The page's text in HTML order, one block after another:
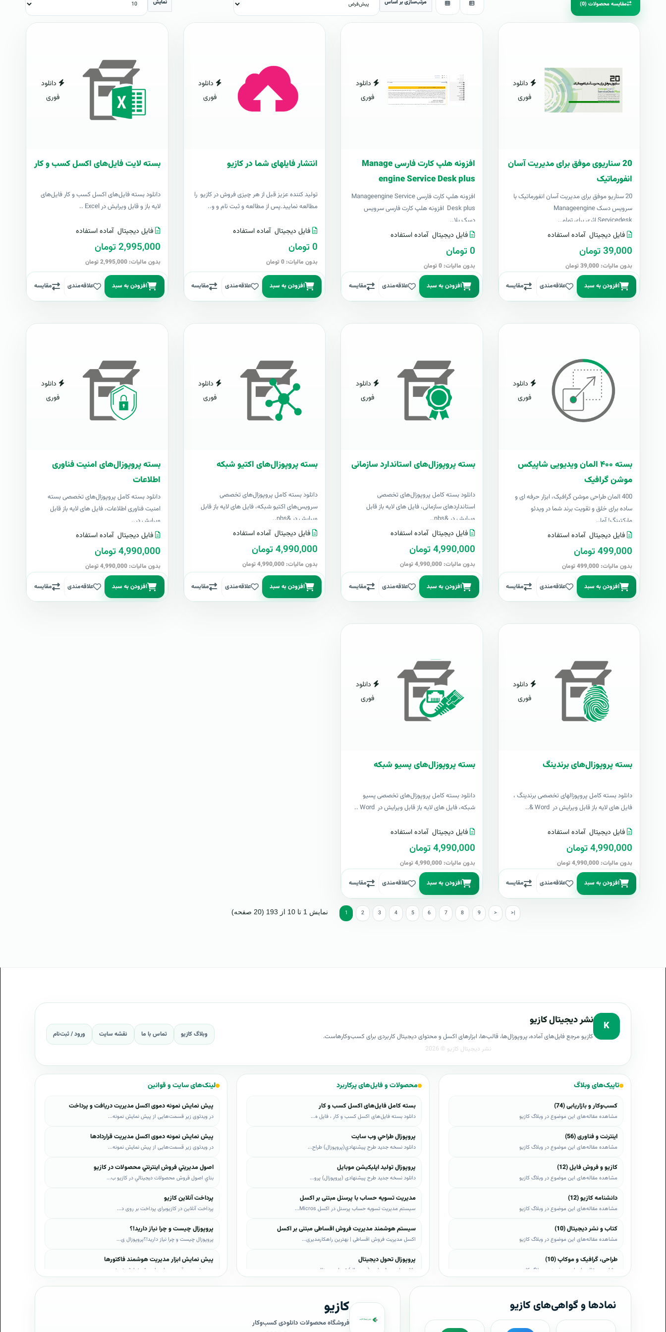
مقایسه محصولات (0) مرتب‌سازی بر اساس نمایش
دانلود
فوری
20 سناریوی موفق برای مدیریت آسان
انفورماتیک
20 سناریو موفق برای مدیریت آسان انفورماتیک با
سرویس دسک Manageengine
Servicedesk اثری برای تمام..
فایل دیجیتال آماده استفاده
39,000 تومان
بدون مالیات: 39,000 تومان
افزودن به سبد علاقه‌مندی مقایسه
دانلود
فوری
افزونه هلپ کارت فارسی Manage
engine Service Desk plus
افزونه هلپ کارت فارسی Manageengine Service
Desk plus افزونه هلپ کارت فارسی سرویس
دسک پلا..
فایل دیجیتال آماده استفاده
0 تومان
بدون مالیات: 0 تومان
افزودن به سبد علاقه‌مندی مقایسه
دانلود
فوری
انتشار فایلهای شما در کازیو
توليد کننده عزيز قبل از هر چیزی فروش در کازیو را
مطالعه نمایید.پس از مطالعه و ثبت نام و و..
فایل دیجیتال آماده استفاده
0 تومان
بدون مالیات: 0 تومان
افزودن به سبد علاقه‌مندی مقایسه
دانلود
فوری
بسته لایت فایل‌های اکسل کسب و کار
دانلود بسته فایل‌های اکسل کسب و کار فایل‌های
لایه باز و قابل ویرایش در Excel ..
فایل دیجیتال آماده استفاده
2,995,000 تومان
بدون مالیات: 2,995,000 تومان
افزودن به سبد علاقه‌مندی مقایسه
دانلود
فوری
بسته ۴۰۰ المان ویدیویی شاپیکس
موشن گرافیک
400 المان طراحی موشن گرافیک، ابزار حرفه ای و
ساده برای خلق و تقویت برند شما در ویدئو
مارکتینگ! آما..
فایل دیجیتال آماده استفاده
499,000 تومان
بدون مالیات: 499,000 تومان
افزودن به سبد علاقه‌مندی مقایسه
دانلود
فوری
بسته پروپوزال‌های استاندارد سازمانی
دانلود بسته کامل پروپوزال‌های تخصصی
استانداردهای سازمانی، فایل های لایه باز قابل
ویرایش در &nbs..
فایل دیجیتال آماده استفاده
4,990,000 تومان
بدون مالیات: 4,990,000 تومان
افزودن به سبد علاقه‌مندی مقایسه
دانلود
فوری
بسته پروپوزال‌های اکتیو شبکه
دانلود بسته کامل پروپوزال‌های تخصصی
سرویس‌های اکتیو شبکه، فایل های لایه باز قابل
ویرایش در &nbs..
فایل دیجیتال آماده استفاده
4,990,000 تومان
بدون مالیات: 4,990,000 تومان
افزودن به سبد علاقه‌مندی مقایسه
دانلود
فوری
بسته پروپوزال‌های امنیت فناوری
اطلاعات
دانلود بسته کامل پروپوزال‌های تخصصی بسته
امنیت فناوری اطلاعات، فایل های لایه باز قابل
ویرایش در..
فایل دیجیتال آماده استفاده
4,990,000 تومان
بدون مالیات: 4,990,000 تومان
افزودن به سبد علاقه‌مندی مقایسه
دانلود
فوری
بسته پروپوزال‌های برندینگ
دانلود بسته کامل پروپوزالهای تخصصی برندینگ ،
فایل های لایه باز قابل ویرایش در Word &..
فایل دیجیتال آماده استفاده
4,990,000 تومان
بدون مالیات: 4,990,000 تومان
افزودن به سبد علاقه‌مندی مقایسه
دانلود
فوری
بسته پروپوزال‌های پسیو شبکه
دانلود بسته کامل پروپوزال‌های تخصصی پسیو
شبکه، فایل های لایه باز قابل ویرایش در Word ..
فایل دیجیتال آماده استفاده
4,990,000 تومان
بدون مالیات: 4,990,000 تومان
افزودن به سبد علاقه‌مندی مقایسه
1 2 3 4 5 6 7 8 9 > >| نمایش 1 تا 10 از 193 (20 صفحه)
K نشر دیجیتال کازیو
کازیو مرجع فایل‌های آماده، پروپوزال‌ها، قالب‌ها، ابزارهای اکسل و محتوای دیجیتال کاربردی برای کسب‌وکارهاست. وبلاگ کازیو تماس با ما نقشه سایت ورود / ثبت‌نام
تاپیک‌های وبلاگ
کسب‌وکار و بازاریابی (74)
مشاهده مقاله‌های این موضوع در وبلاگ کازیو
اینترنت و فناوری (56)
مشاهده مقاله‌های این موضوع در وبلاگ کازیو
کازیو و فروش فایل (12)
مشاهده مقاله‌های این موضوع در وبلاگ کازیو
دانشنامه کازیو (12)
مشاهده مقاله‌های این موضوع در وبلاگ کازیو
کتاب و نشر دیجیتال (10)
مشاهده مقاله‌های این موضوع در وبلاگ کازیو
طراحی، گرافیک و موکاپ (10)
مشاهده مقاله‌های این موضوع در وبلاگ کازیو
مشاهده مقاله‌های این موضوع در وبلاگ کازیو
موبایل و اندروید (6)
محصولات و فایل‌های پرکاربرد
بسته کامل فایل‌های اکسل کسب و کار
دانلود بسته فایل‌های اکسل کسب و کار ، فایل ه...
پروپوزال طراحي وب سايت
دانلود نسخه جدید طرح پيشنهادي(پروپوزال) طراح...
پروپوزال تولید اپلیکیشن موبایل
دانلود نسخه جدید طرح پیشنهادی (پروپوزال) پرو...
مدیریت تسویه حساب با پرسنل مبتنی بر اکسل
سیستم مدیریت تسویه حساب پرسنل در اکسل Micros...
سیستم هوشمند مدیریت فروش اقساطی مبتنی بر اکسل
اکسل مدیریت فروش اقساطی | بهترین راهکارمدیری...
پروپوزال تحول دیجیتال
دانلود طرح پیشنهادی (پروپوزال) تحول دیجیتال،...
پروپوزال AI
دانلود طرح پيشنهادي(پروپوزال) هوش مصنوعی (AI...
پروپوزال بیزاجی
لینک‌های سایت و قوانین
پیش نمایش نمونه دموی اکسل مدیریت دریافت و پرداخت
در ویدئوی زیر قسمت‌هایی از پیش نمایش نمونه...
پیش نمایش نمونه دموی اکسل مدیریت قراردادها
در ویدئوی زیر قسمت‌هایی از پیش نمایش نمونه...
اصول مديريتي فروش اينترنتي محصولات در کازيو
بناي اصول فروش محصولات ديجيتالي در کازيو ب...
پرداخت آنلاین کازیو
پرداخت آنلاین در کازیوبرای پرداخت بر روی د...
پروپوزال چیست و چرا نیاز دارید!؟
پروپوزال چیست و چرا نیاز دارید!؟پروپوزال ی...
پیش نمایش ابزار مدیریت هوشمند فاکتورها
در ویدئوی زیر قسمت‌هایی از پیش نمایش نمونه...
نمادها و گواهی‌های کازیو کازیو
فروشگاه محصولات دانلودی کسب‌وکار